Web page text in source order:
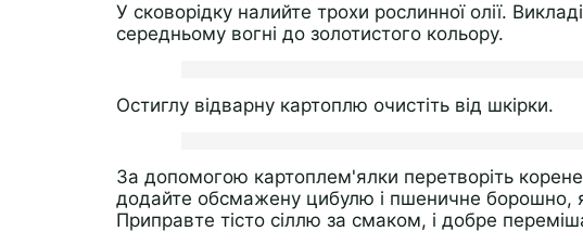
У сковорідку налийте трохи рослинної олії.
середньому вогні до золотистого кольору.
Остиглу відварну картоплю очистіть від шкірки.
За допомогою картоплем'ялки перетворіть
додайте обсмажену цибулю і пшеничне борошно,
Приправте тісто сіллю за смаком, і добре